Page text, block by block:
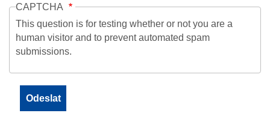
CAPTCHA
This question is for testing whether or not you are a
human visitor and to prevent automated spam
submissions.